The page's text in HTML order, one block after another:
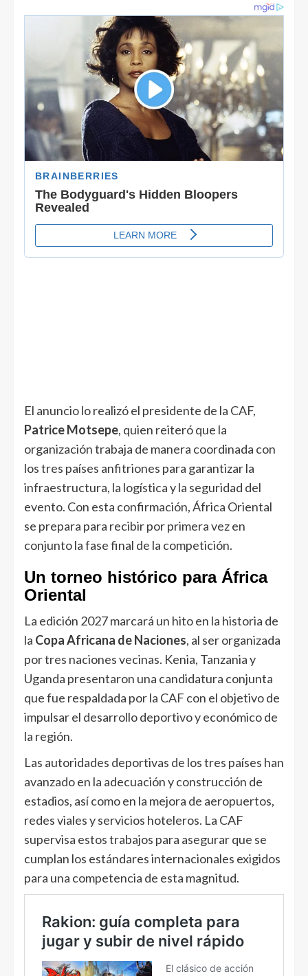
El anuncio lo realizó el presidente de la CAF,
Patrice Motsepe, quien reiteró que la
organización trabaja de manera coordinada con
los tres países anfitriones para garantizar la
infraestructura, la logística y la seguridad del
evento. Con esta confirmación, África Oriental
se prepara para recibir por primera vez en
conjunto la fase final de la competición.
Un torneo histórico para África
Oriental
La edición 2027 marcará un hito en la historia de
la Copa Africana de Naciones, al ser organizada
por tres naciones vecinas. Kenia, Tanzania y
Uganda presentaron una candidatura conjunta
que fue respaldada por la CAF con el objetivo de
impulsar el desarrollo deportivo y económico de
la región.
Las autoridades deportivas de los tres países han
avanzado en la adecuación y construcción de
estadios, así como en la mejora de aeropuertos,
redes viales y servicios hoteleros. La CAF
supervisa estos trabajos para asegurar que se
cumplan los estándares internacionales exigidos
para una competencia de esta magnitud.